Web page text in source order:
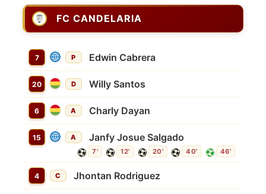
FC CANDELARIA
7 P Edwin Cabrera
20 D Willy Santos
6 A Charly Dayan
15 A Janfy Josue Salgado
7' 12' 20' 40' 46'
4 C Jhontan Rodriguez